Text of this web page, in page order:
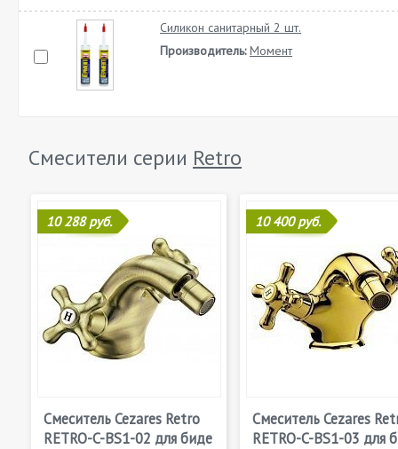
Силикон санитарный 2 шт.
Производитель: Момент
Смесители серии Retro
10 288 руб.
Смеситель Cezares Retro
RETRO-C-BS1-02 для биде
10 400 руб.
Смеситель Cezares
RETRO-C-BS1-03 для